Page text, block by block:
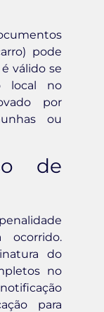
pode
válido se
local no
por
ou
de
do
no
para